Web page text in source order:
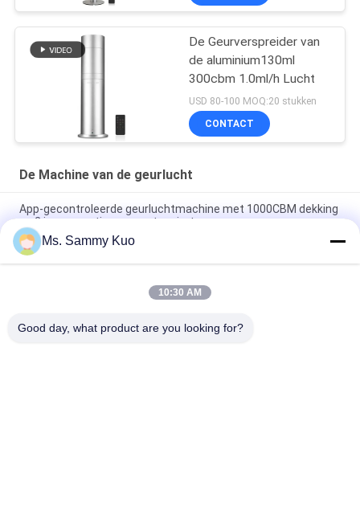
De Geurverspreider van
de aluminium130ml
300cbm 1.0ml/h Lucht
USD 80-100 MOQ:20 stukken
CONTACT
De Machine van de geurlucht
App-gecontroleerde geurluchtmachine met 1000CBM dekking
en 2 jaar garantie voor grote ruimtes
App-gecontroleerde geurluchtmachine met 500CBM-dekking
en duurzame metalen schel voor commercieel gebruik
WIFI 4G APP-bediening 150 ml capaciteit Stille werking
Ms. Sammy Kuo
10:30 AM
Good day, what product are you looking for?